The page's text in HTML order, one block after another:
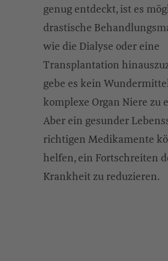
genug entdeckt, ist es
drastische
wie die Dialyse oder eine
Transplantation
gebe es kein
komplexe Organ Niere zu
Aber ein gesunder
richtigen Medikamente
helfen, ein Fortschreiten
Krankheit zu reduzieren.